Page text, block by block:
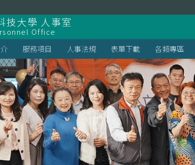
技大學 人事室
Office
服務項目 人事法規 表單下載 各類專區